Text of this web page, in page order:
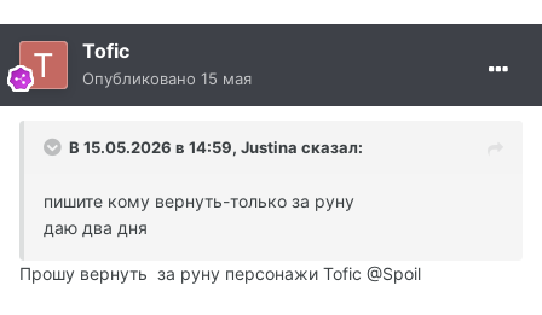
Tofic
Опубликовано 15 мая
В 15.05.2026 в 14:59, Justina сказал:
пишите кому вернуть-только за руну
даю два дня
Прошу вернуть за руну персонажи Tofic @Spoil